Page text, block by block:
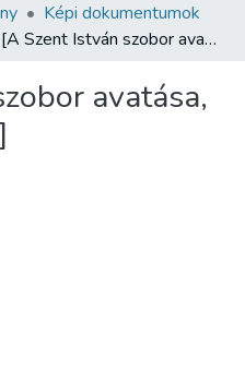
Képi dokumentumok
[A Szent István szobor avatása, 1906. május 21.]
avatása,